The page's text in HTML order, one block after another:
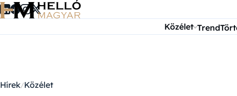
Ugrás a tartalomra
Közélet Trend
Hírek Közélet